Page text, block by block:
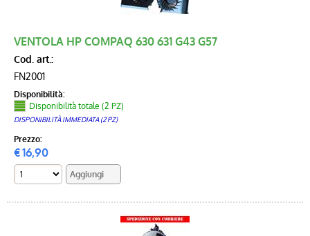
VENTOLA HP COMPAQ 630 631 G43 G57
Cod. art.:
FN2001
Disponibilità:
Disponibilità totale (2 PZ)
DISPONIBILITÀ IMMEDIATA (2 PZ)
Prezzo:
€16,90